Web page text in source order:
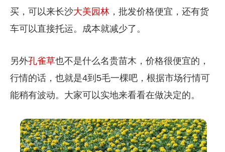
买，可以来长沙大美园林，批发价格便宜，还有货
车可以直接托运。成本就减少了。
另外孔雀草也不是什么名贵苗木，价格很便宜的，
行情的话，也就是4到5毛一棵吧，根据市场行情可
能稍有波动。大家可以实地来看看在做决定的。